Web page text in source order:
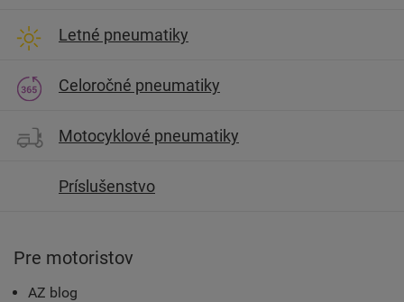
Letné pneumatiky
Celoročné pneumatiky
Motocyklové pneumatiky
Príslušenstvo
Pre motoristov
AZ blog